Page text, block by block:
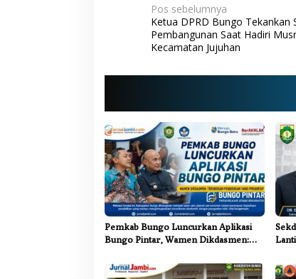
N
a
v
i
a
s
i
p
o
s
Pos sebelumnya
Ketua DPRD Bungo Tekankan
Pembangunan Saat Hadiri
Kecamatan Jujuhan
Pemkab Bungo Luncurkan Aplikasi
Bungo Pintar, Wamen Dikdasmen:
Progresif